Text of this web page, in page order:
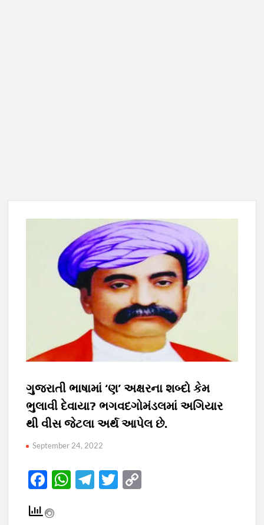
ગુજરાતી ભાષામાં ‘ણ’ અક્ષરના શબ્દો કેમ
ભુલાવી દેવાયા? ભગવદગોમંડલમાં અગિયાર
થી વીસ જેટલા અર્થ આપેલ છે.
September 24, 2022
F
e
W T
T